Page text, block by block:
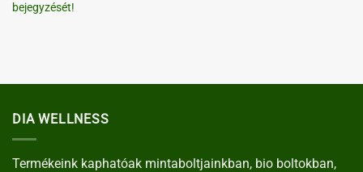
bejegyzését!
DIA WELLNESS
Termékeink kaphatóak mintaboltjainkban, bio boltokban,